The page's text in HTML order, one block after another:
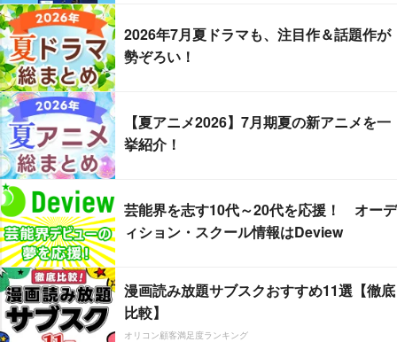
2026年7月夏ドラマも、注目作＆話題作が
勢ぞろい！
【夏アニメ2026】7月期夏の新アニメを一
挙紹介！
芸能界を志す10代～20代を応援！ オーデ
ィション・スクール情報はDeview
漫画読み放題サブスクおすすめ11選【徹底
比較】
オリコン顧客満足度ランキング